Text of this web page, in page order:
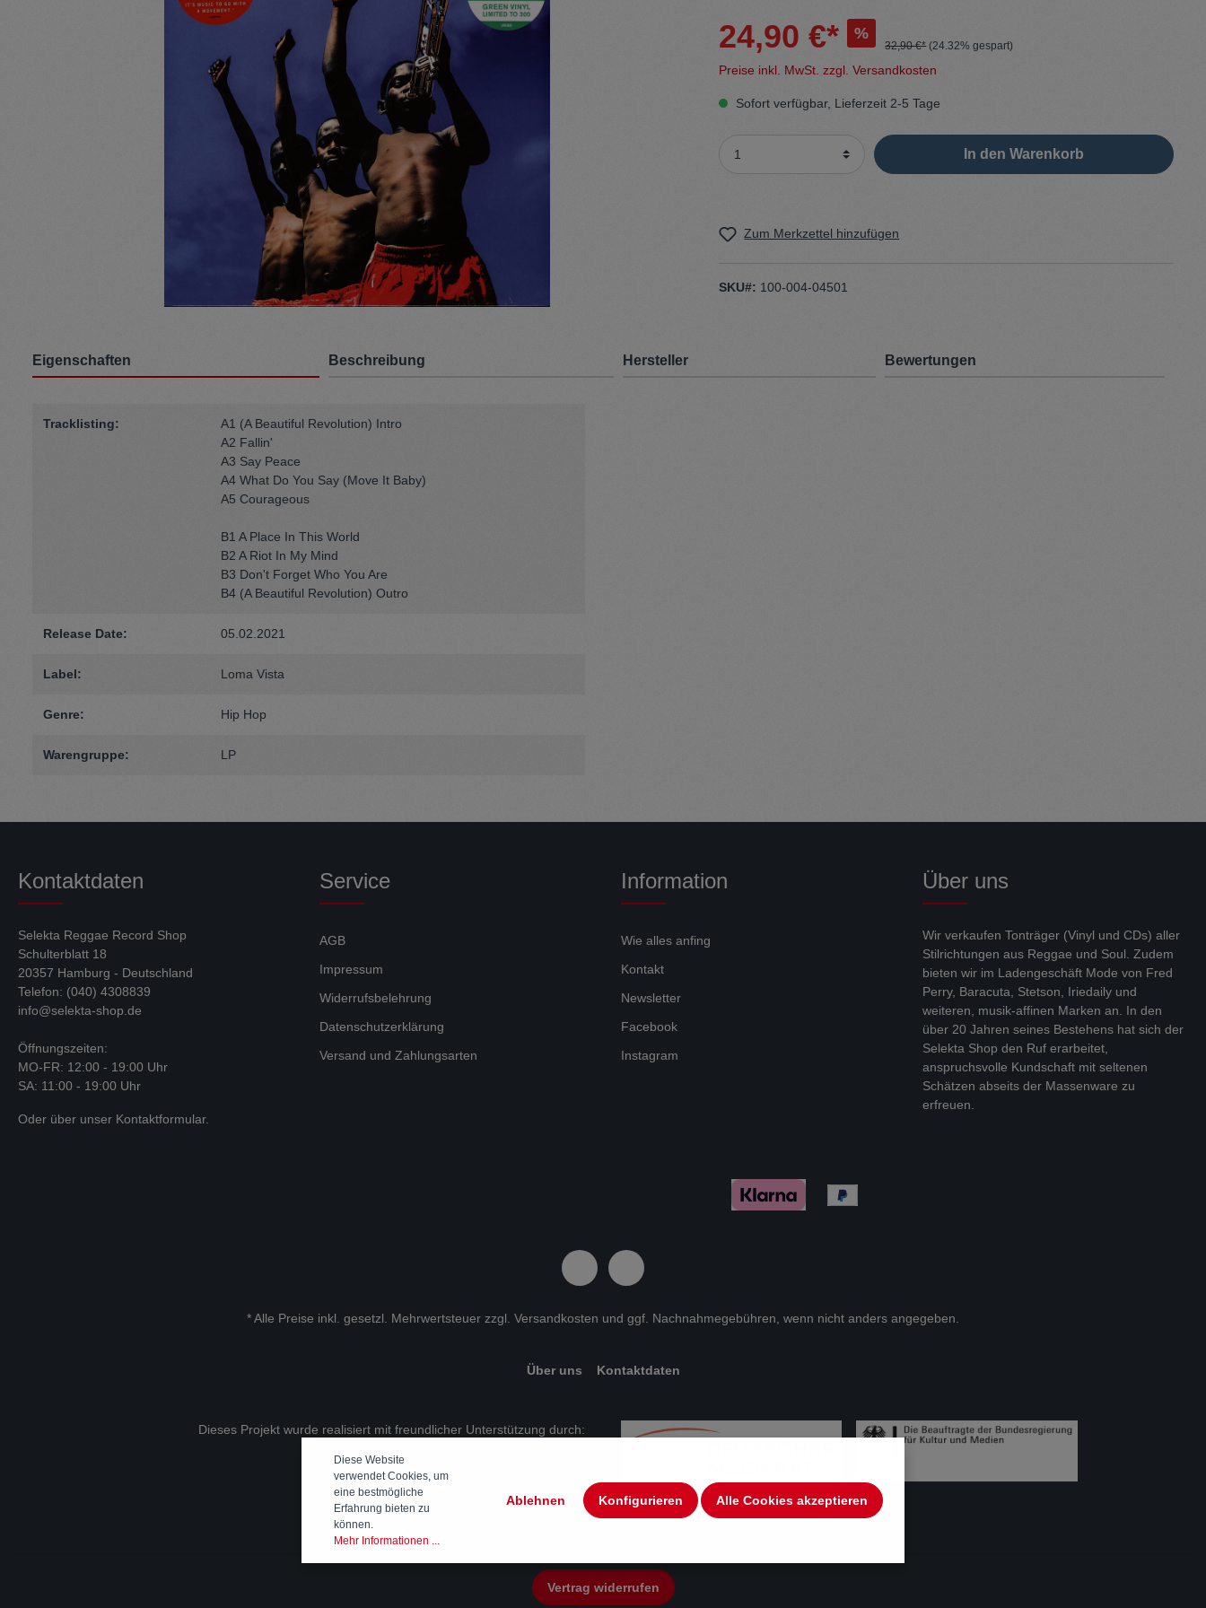
Hosen
Taschen
Mäntel
24,90 €*
%
32,90 €* (24.32% gespart)
Preise inkl. MwSt. zzgl. Versandkosten
Sofort verfügbar, Lieferzeit 2-5 Tage
In den Warenkorb
Zum Merkzettel hinzufügen
SKU#: 100-004-04501
Eigenschaften Beschreibung Hersteller Bewertungen
Tracklisting:
A1 (A Beautiful Revolution) Intro
A2 Fallin'
A3 Say Peace
A4 What Do You Say (Move It Baby)
A5 Courageous
B1 A Place In This World
B2 A Riot In My Mind
B3 Don't Forget Who You Are
B4 (A Beautiful Revolution) Outro
Release Date: 05.02.2021
Label: Loma Vista
Genre: Hip Hop
Warengruppe: LP
Über uns
Wir verkaufen Tonträger (Vinyl und CDs) aller
Stilrichtungen aus Reggae und Soul. Zudem
bieten wir im Ladengeschäft Mode von Fred
Perry, Baracuta, Stetson, Iriedaily und
weiteren, musik-affinen Marken an. In den
über 20 Jahren seines Bestehens hat sich der
Selekta Shop den Ruf erarbeitet,
anspruchsvolle Kundschaft mit seltenen
Schätzen abseits der Massenware zu
erfreuen.
Kontaktdaten
Selekta Reggae Record Shop
Schulterblatt 18
20357 Hamburg - Deutschland
Telefon: (040) 4308839
info@selekta-shop.de
Öffnungszeiten:
MO-FR: 12:00 - 19:00 Uhr
SA: 11:00 - 19:00 Uhr
Oder über unser Kontaktformular.
Service
AGB
Impressum
Widerrufsbelehrung
Datenschutzerklärung
Versand und Zahlungsarten
Information
Wie alles anfing
Kontakt
Newsletter
Facebook
Instagram
* Alle Preise inkl. gesetzl. Mehrwertsteuer zzgl. Versandkosten und ggf. Nachnahmegebühren, wenn nicht anders angegeben.
Über uns Kontaktdaten
Dieses Projekt wurde realisiert mit freundlicher Unterstützung durch:
Vertrag widerrufen
Diese Website
verwendet Cookies, um
eine bestmögliche
Erfahrung bieten zu
können.
Mehr Informationen ...
Ablehnen Konfigurieren Alle Cookies akzeptieren